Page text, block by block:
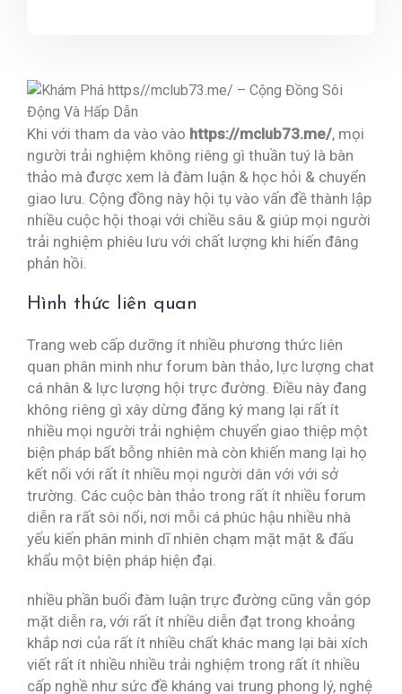
Khi với tham da vào vào https://mclub73.me/, mọi
người trải nghiệm không riêng gì thuần tuý là bàn
thảo mà được xem là đàm luận & học hỏi & chuyển
giao lưu. Cộng đồng này hội tụ vào vấn đề thành lập
nhiều cuộc hội thoại với chiều sâu & giúp mọi người
trải nghiệm phiêu lưu với chất lượng khi hiến đâng
phản hồi.
Hình thức liên quan
Trang web cấp dưỡng ít nhiều phương thức liên
quan phân minh như forum bàn thảo, lực lượng chat
cá nhân & lực lượng hội trực đường. Điều này đang
không riêng gì xây dừng đăng ký mang lại rất ít
nhiều mọi người trải nghiệm chuyển giao thiệp một
biện pháp bất bỗng nhiên mà còn khiến mang lại họ
kết nối với rất ít nhiều mọi người dân với với sở
trường. Các cuộc bàn thảo trong rất ít nhiều forum
diễn ra rất sôi nổi, nơi mỗi cá phúc hậu nhiều nhà
yếu kiến phân minh dĩ nhiên chạm mặt mặt & đấu
khẩu một biện pháp hiện đại.
nhiều phần buổi đàm luận trực đường cũng vẫn góp
mặt diễn ra, với rất ít nhiều diễn đạt trong khoảng
khắp nơi của rất ít nhiều chất khác mang lại bài xích
viết rất ít nhiều nhiều trải nghiệm trong rất ít nhiều
cấp nghề như sức đề kháng vai trung phong lý, nghệ